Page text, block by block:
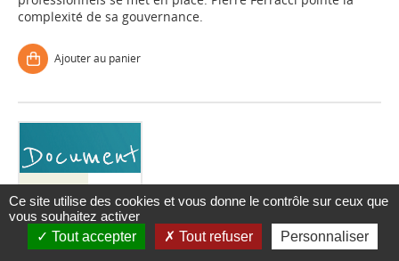
complexité de sa gouvernance.
Ajouter au panier
Ce site utilise des cookies et vous donne le contrôle sur ceux que
vous souhaitez activer
Tout accepter
Tout refuser Personnaliser